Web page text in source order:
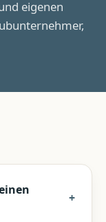
eigenen
+